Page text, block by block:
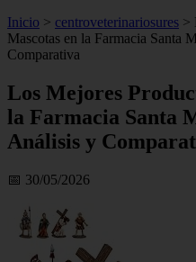
Inicio > centroveterinariosures >
Mascotas en la Farmacia Santa
Comparativa
Los Mejores
la Farmacia Santa
Análisis y
📅 30/05/2026